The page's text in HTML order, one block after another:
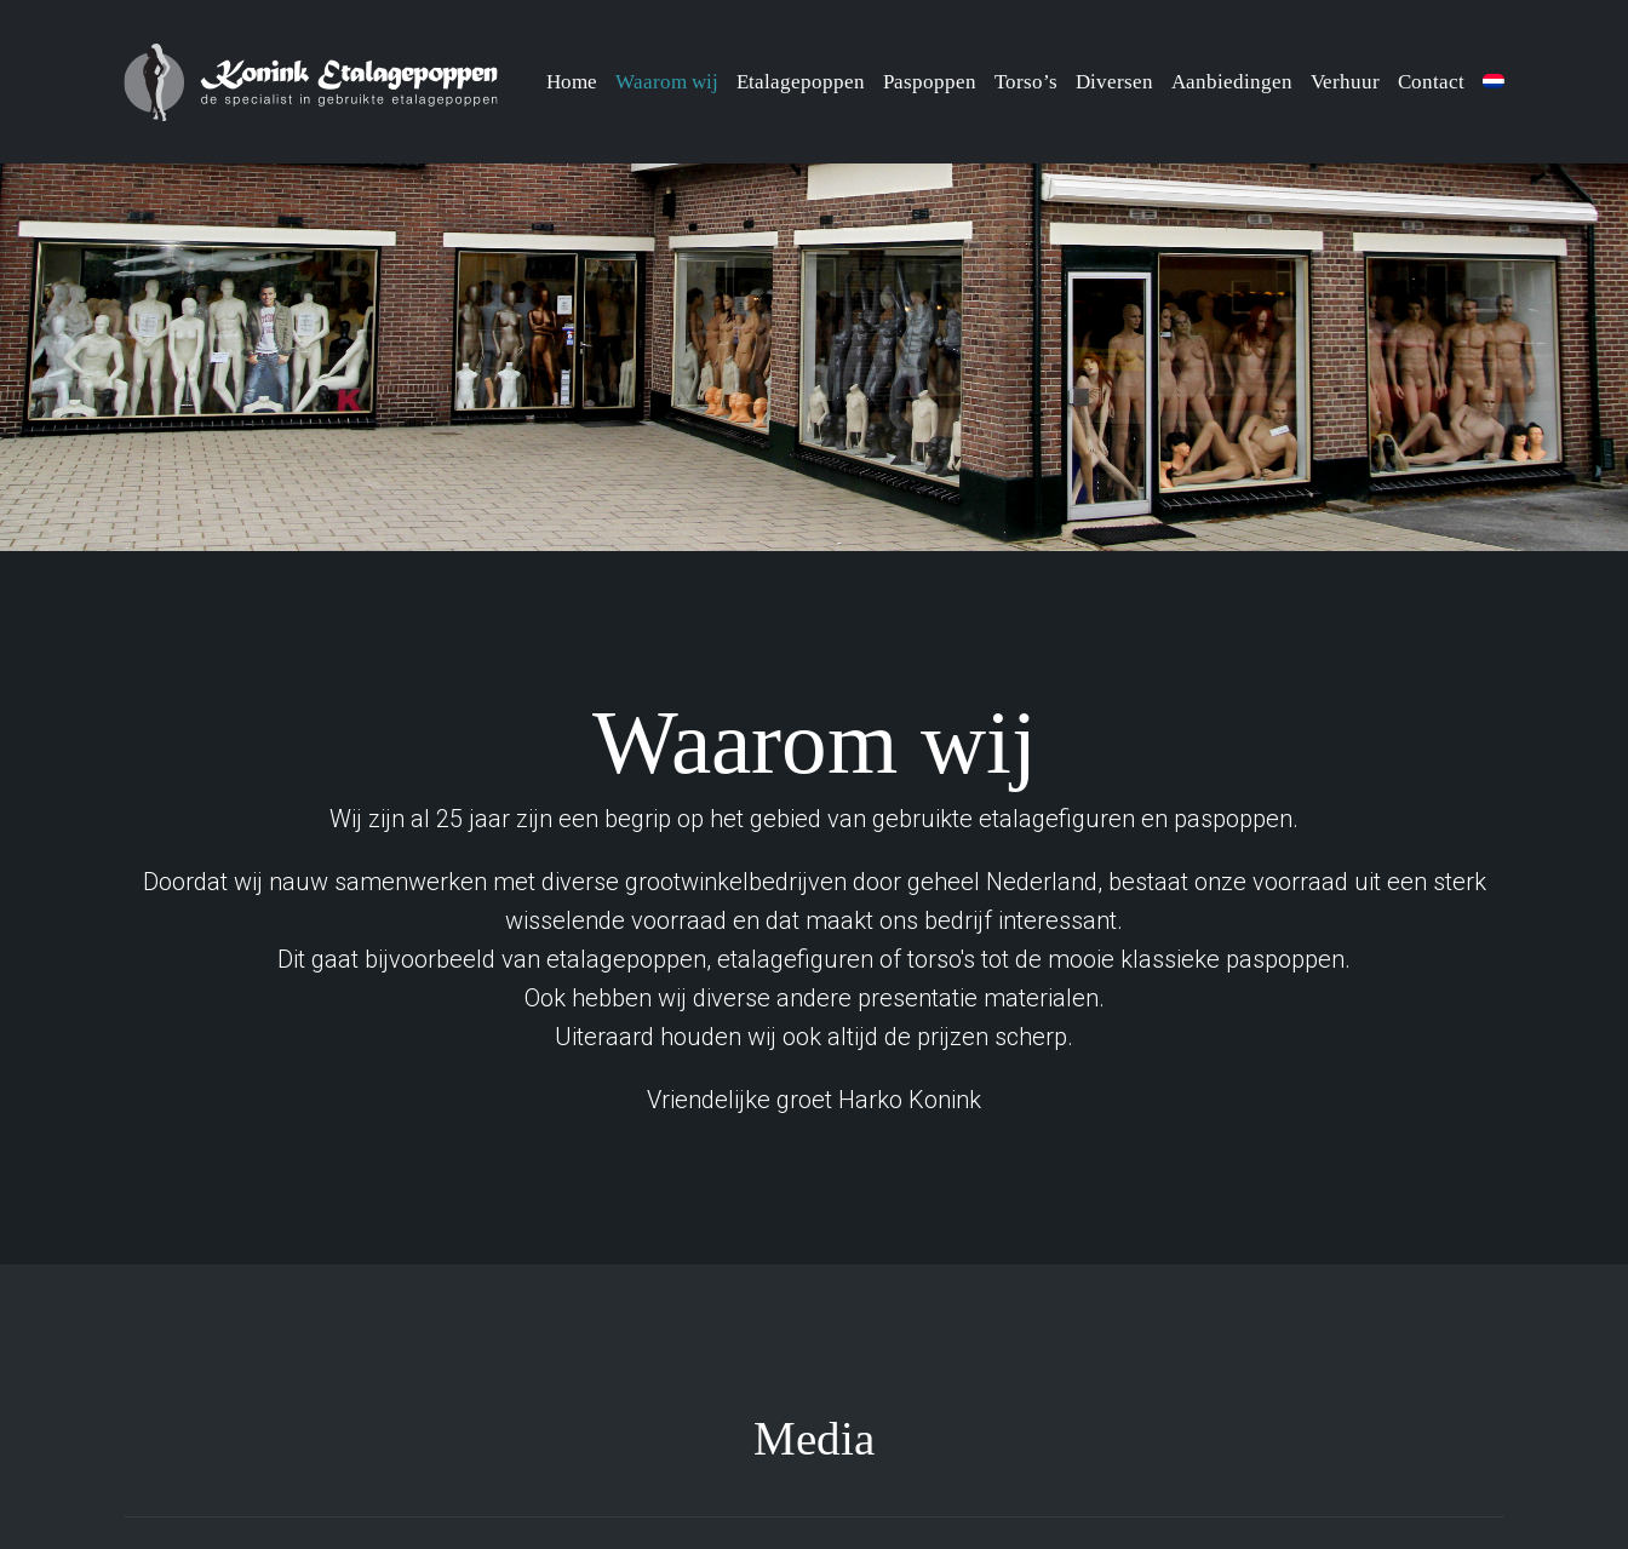
Home Waarom wij Etalagepoppen Paspoppen Torso’s Diversen Aanbiedingen Verhuur Contact
Waarom wij
Wij zijn al 25 jaar zijn een begrip op het gebied van gebruikte etalagefiguren en paspoppen.
Doordat wij nauw samenwerken met diverse grootwinkelbedrijven door geheel Nederland, bestaat onze voorraad uit een sterk
wisselende voorraad en dat maakt ons bedrijf interessant.
Dit gaat bijvoorbeeld van etalagepoppen, etalagefiguren of torso's tot de mooie klassieke paspoppen.
Ook hebben wij diverse andere presentatie materialen.
Uiteraard houden wij ook altijd de prijzen scherp.
Vriendelijke groet Harko Konink
Media